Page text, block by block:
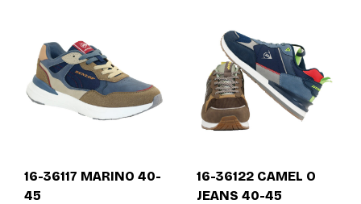
16-36117 MARINO 40-
45
16-36122 CAMEL O
JEANS 40-45